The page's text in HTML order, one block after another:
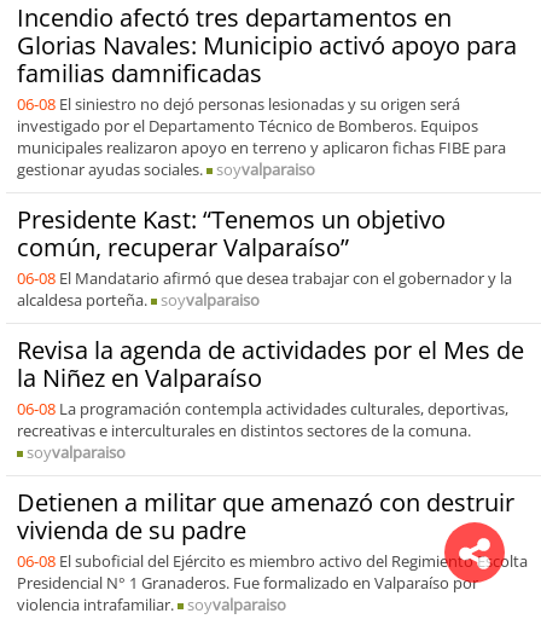
Incendio afectó tres departamentos en
Glorias Navales: Municipio activó apoyo para
familias damnificadas
06-08 El siniestro no dejó personas lesionadas y su origen será
investigado por el Departamento Técnico de Bomberos. Equipos
municipales realizaron apoyo en terreno y aplicaron fichas FIBE para
gestionar ayudas sociales.
soyvalparaiso
Presidente Kast: “Tenemos un objetivo
común, recuperar Valparaíso”
06-08 El Mandatario afirmó que desea trabajar con el gobernador y la
alcaldesa porteña.
soyvalparaiso
Revisa la agenda de actividades por el Mes de
la Niñez en Valparaíso
06-08 La programación contempla actividades culturales, deportivas,
recreativas e interculturales en distintos sectores de la comuna.
soyvalparaiso
Detienen a militar que amenazó con destruir
vivienda de su padre
06-08 El suboficial del Ejército es miembro activo del Regimiento Escolta
Presidencial N° 1 Granaderos. Fue formalizado en Valparaíso por
violencia intrafamiliar.
soyvalparaiso